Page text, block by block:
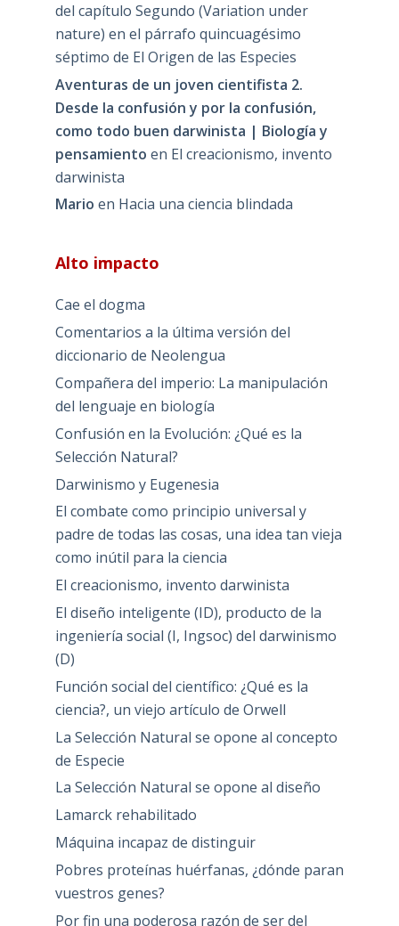
del capítulo Segundo (Variation under
nature) en el párrafo quincuagésimo
séptimo de El Origen de las Especies
Aventuras de un joven cientifista 2.
Desde la confusión y por la confusión,
como todo buen darwinista | Biología y
pensamiento en El creacionismo, invento
darwinista
Mario en Hacia una ciencia blindada
Alto impacto
Cae el dogma
Comentarios a la última versión del
diccionario de Neolengua
Compañera del imperio: La manipulación
del lenguaje en biología
Confusión en la Evolución: ¿Qué es la
Selección Natural?
Darwinismo y Eugenesia
El combate como principio universal y
padre de todas las cosas, una idea tan vieja
como inútil para la ciencia
El creacionismo, invento darwinista
El diseño inteligente (ID), producto de la
ingeniería social (I, Ingsoc) del darwinismo
(D)
Función social del científico: ¿Qué es la
ciencia?, un viejo artículo de Orwell
La Selección Natural se opone al concepto
de Especie
La Selección Natural se opone al diseño
Lamarck rehabilitado
Máquina incapaz de distinguir
Pobres proteínas huérfanas, ¿dónde paran
vuestros genes?
Por fin una poderosa razón de ser del